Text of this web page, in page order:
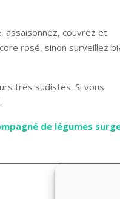
assaisonnez, couvrez et
rosé, sinon surveillez
très sudistes. Si vous
de légumes